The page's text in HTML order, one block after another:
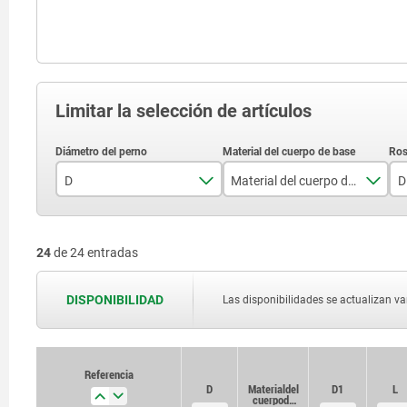
Limitar la selección de artículos
D
3
4
6
10
Material del cuerpo de base
acero
24de 24 entradas
DISPONIBILIDAD Las disponibilidades se actualizan
Referencia
D
Material del
cuerpo de
D1 L
Referencia
D
Material del
cuerpo de
D1 L